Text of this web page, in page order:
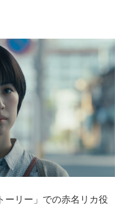
ーリー」での赤名リカ役